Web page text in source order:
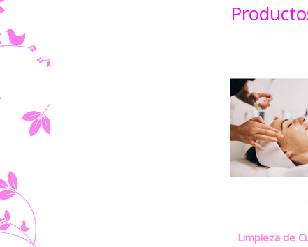
Limpieza de